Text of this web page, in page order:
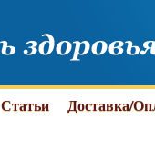
Статьи Доставка/